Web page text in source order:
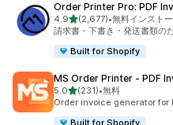
Order Printer Pro: PDF
4.95つ星中
(2,677)
合計レビュー数：2677件
•無料インスト
請求書・下書き・発送書類の
Built for Shopify
MS Order Printer ‑ PDF
5.05つ星中
(231)
合計レビュー数：231件
•無料
Order invoice generator for
Built for Shopify